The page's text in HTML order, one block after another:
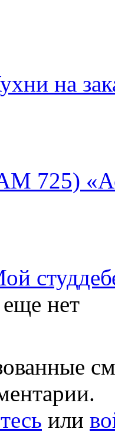
на
725)
нет
или